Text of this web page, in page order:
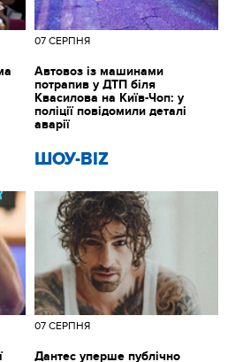
ШОУ-BIZ
07 СЕРПНЯ
Дантес уперше публічно
07 СЕРПНЯ
Автовоз із машинами
потрапив у ДТП біля
Квасилова на Київ-Чоп: у
поліції повідомили деталі
аварії